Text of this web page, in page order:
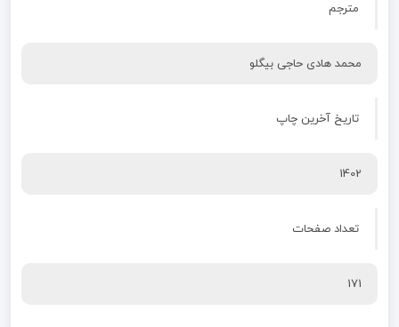
مترجم
محمد هادی حاجی بیگلو
تاریخ آخرین چاپ
1402
تعداد صفحات
171